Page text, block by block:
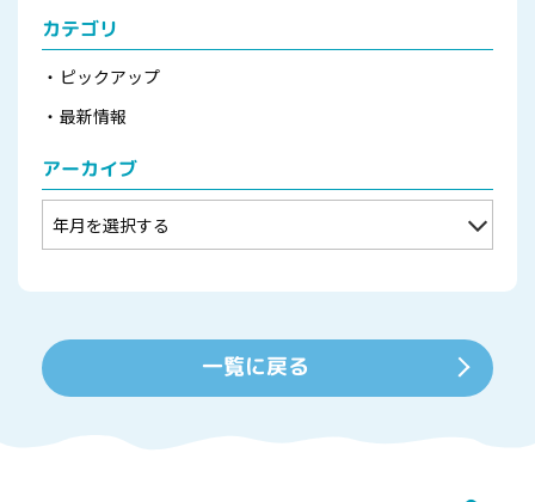
カテゴリ
ピックアップ
最新情報
アーカイブ
一覧に戻る